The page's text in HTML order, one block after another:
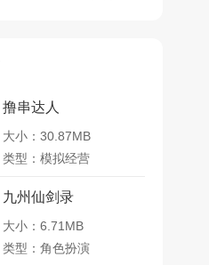
撸串达人
大小：30.87MB
类型：模拟经营
九州仙剑录
大小：6.71MB
类型：角色扮演